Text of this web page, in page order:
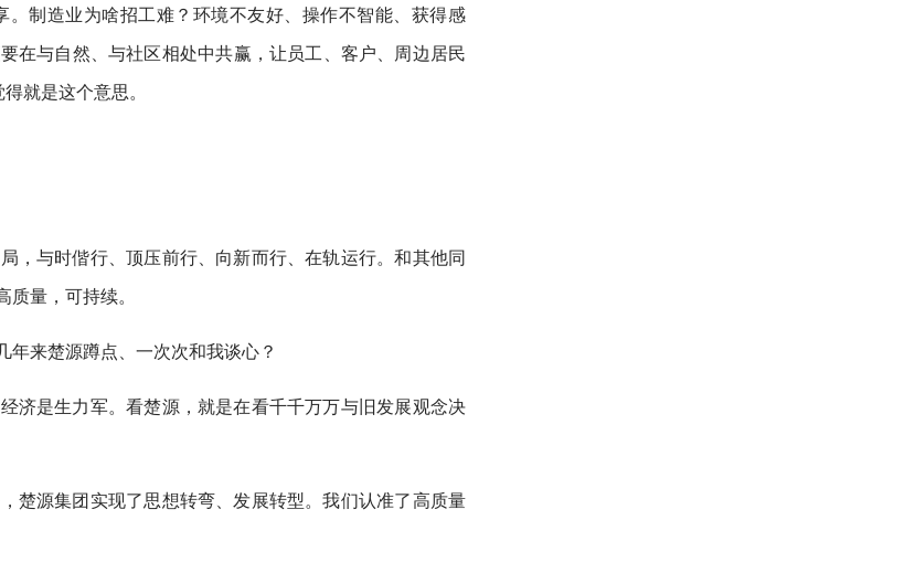
制造业为啥招工难？环境不友好、操作不智能、获得感
在与自然、与社区相处中共赢，让员工、客户、周边居民
就是这个意思。
，与时偕行、顶压前行、向新而行、在轨运行。和其他同
量，可持续。
来楚源蹲点、一次次和我谈心？
济是生力军。看楚源，就是在看千千万万与旧发展观念决
楚源集团实现了思想转弯、发展转型。我们认准了高质量